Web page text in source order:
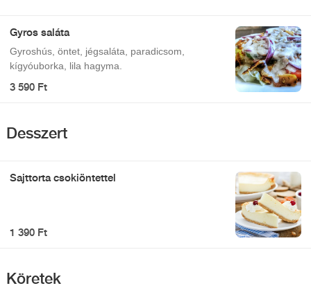
Gyros saláta
Gyroshús, öntet, jégsaláta, paradicsom,
kígyóuborka, lila hagyma.
3 590 Ft
Desszert
Sajttorta csokiöntettel
1 390 Ft
Köretek